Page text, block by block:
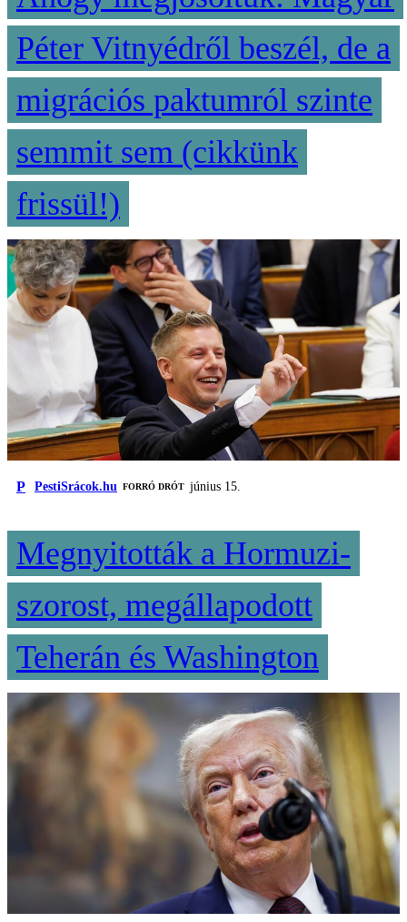
Péter Vitnyédről beszél, de a
migrációs paktumról szinte
semmit sem (cikkünk
frissül!)
P PestiSrácok.hu FORRÓ DRÓT június 15.
Megnyitották a Hormuzi-
szorost, megállapodott
Teherán és Washington